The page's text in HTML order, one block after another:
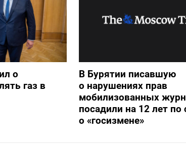
о
газ в
В Бурятии писавшую
о нарушениях прав
мобилизованных
посадили на 12 лет по
о «госизмене»